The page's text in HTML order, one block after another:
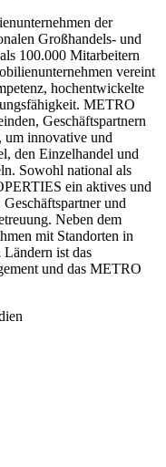
der
Großhandels- und
100.000 Mitarbeitern
vereint
hochentwickelte
METRO
Geschäftspartnern
um innovative und
den Einzelhandel und
Sowohl national als
ein aktives und
und
Neben dem
mit Standorten in
ist das
und das METRO